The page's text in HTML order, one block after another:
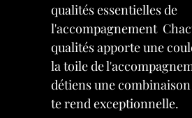
qualités essentielles de
l'accompagnement
qualités apporte une
la toile de
détiens une
te rend exceptionnelle.